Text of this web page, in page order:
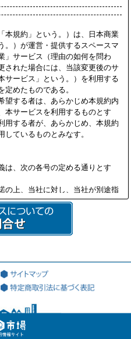
本規約」という。）は、日本商業
。）が運営・提供するスペースマ
」サービス（理由の如何を問わ
された場合には、当該変更後のサ
サービス」という。）を利用する
めたものである。
望する者は、あらかじめ本規約内
本サービスを利用するものとす
用する者が、あらかじめ、本規約
ているものとみなす。
は、次の各号の定める通りとす
の上、当社に対し、当社が別途指
める審査を通過して、当社より会
法人又は個人を意味する。
サービスを利用する際に用いる、
インアドレス：http://jiyu18.jp）
する。
した、本サービスを利用するた
項に基づき、当社と会員の間で成
に関する契約を意味する。
、特許権、実用新案権、商標権、